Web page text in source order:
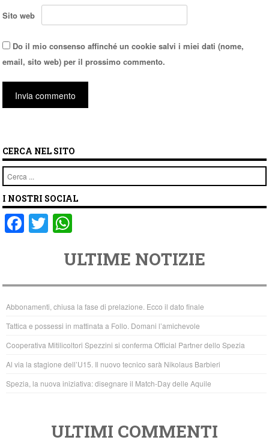
Sito web
Do il mio consenso affinché un cookie salvi i miei dati (nome,
email, sito web) per il prossimo commento.
CERCA NEL SITO
Cerca
I NOSTRI SOCIAL
F
e
b
o
o
k
T
er
at
s
A
p
p
ULTIME NOTIZIE
Abbonamenti, chiusa la fase di prelazione. Ecco il dato finale
Tattica e possessi in mattinata a Follo. Domani l’amichevole
Cooperativa Mitilicoltori Spezzini si conferma Official Partner dello Spezia
Al via la stagione dell’U15. Il nuovo tecnico sarà Nikolaus Barbieri
Spezia, la nuova iniziativa: disegnare il Match-Day delle Aquile
ULTIMI COMMENTI